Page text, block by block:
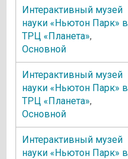
Интерактивный музей
науки «Ньютон Парк» в
ТРЦ «Планета»,
Основной
Интерактивный музей
науки «Ньютон Парк» в
ТРЦ «Планета»,
Основной
Интерактивный музей
науки «Ньютон Парк» в